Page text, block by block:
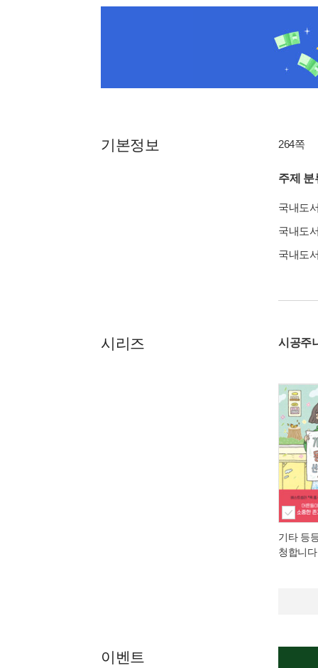
기본정보 264쪽
주제 분
국내도
국내도
국내도
시리즈 시공주
기타 등
청합니다
이벤트